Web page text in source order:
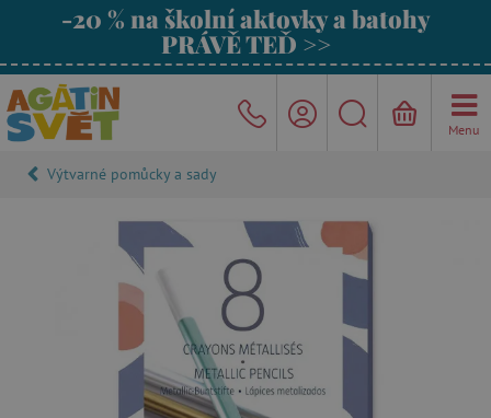
-20 % na školní aktovky a batohy
PRÁVĚ TEĎ >>
Menu
Výtvarné pomůcky a sady